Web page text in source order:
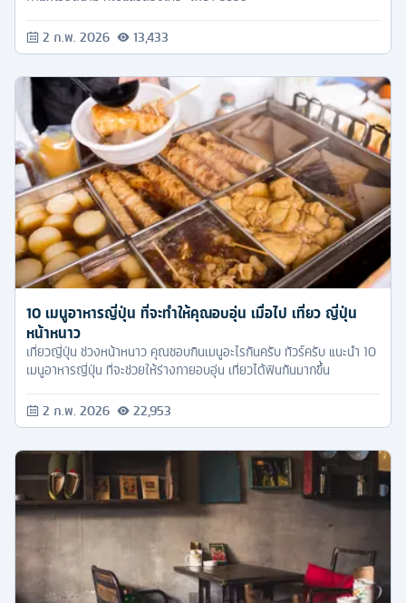
2 ก.พ. 2026 13,433
10 เมนูอาหารญี่ปุ่น ที่จะทำให้คุณอบอุ่น เมื่อไป เที่ยว ญี่ปุ่น
หน้าหนาว
เที่ยวญี่ปุ่น ช่วงหน้าหนาว คุณชอบกินเมนูอะไรกันครับ ทัวร์ครับ แนะนำ 10
เมนูอาหารญี่ปุ่น ที่จะช่วยให้ร่างกายอบอุ่น เที่ยวได้ฟินกันมากขึ้น
2 ก.พ. 2026 22,953